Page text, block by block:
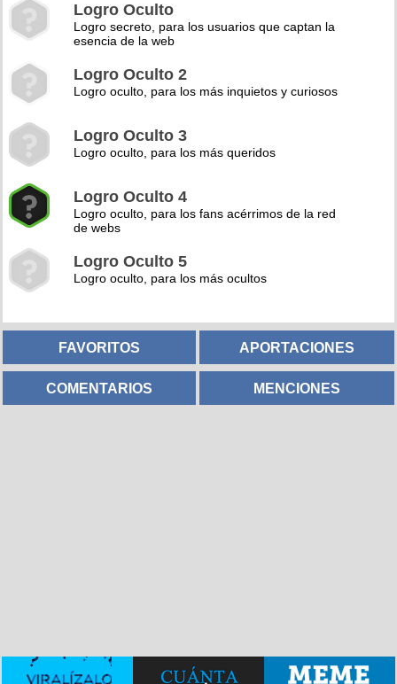
Logro Oculto
Logro secreto, para los usuarios que captan la
esencia de la web
Logro Oculto 2
Logro oculto, para los más inquietos y curiosos
Logro Oculto 3
Logro oculto, para los más queridos
Logro Oculto 4
Logro oculto, para los fans acérrimos de la red
de webs
Logro Oculto 5
Logro oculto, para los más ocultos
FAVORITOS APORTACIONES
COMENTARIOS MENCIONES